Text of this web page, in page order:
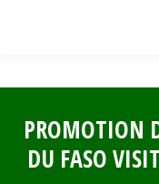
PROMOTION
DU FASO